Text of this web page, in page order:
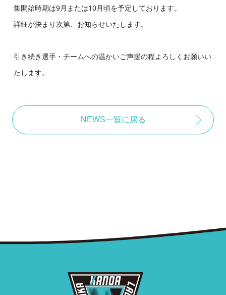
集開始時期は9月または10月頃を予定しております。
詳細が決まり次第、お知らせいたします。
引き続き選手・チームへの温かいご声援の程よろしくお願いい
たします。
NEWS一覧に戻る